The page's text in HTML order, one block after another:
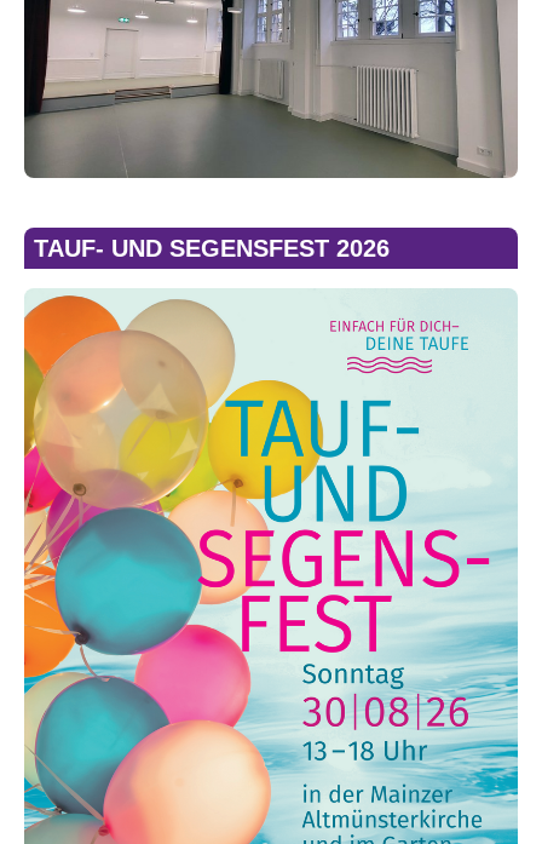
TAUF- UND SEGENSFEST 2026